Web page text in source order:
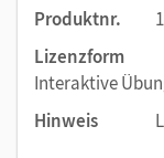
Die
Produktnr.
Lizenzform
Interaktive
Hinweis